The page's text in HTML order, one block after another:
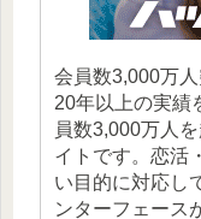
会員数3,000万
20年以上の実績
員数3,000万人
イトです。恋活
い目的に対応し
ンターフェース